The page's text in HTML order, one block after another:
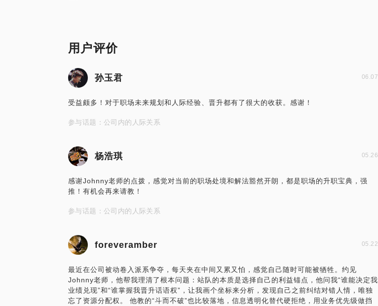
用户评价
孙玉君 06.07
受益颇多！对于职场未来规划和人际经验、晋升都有了很大的收获。感谢！
参与话题：公司内的人际关系
杨浩琪 05.26
感谢Johnny老师的点拨，感觉对当前的职场处境和解法豁然开朗，都是职场的升职宝典，强
推！有机会再来请教！
参与话题：公司内的人际关系
foreveramber 05.22
最近在公司被动卷入派系争夺，每天夹在中间又累又怕，感觉自己随时可能被牺牲。约见
Johnny老师，他帮我理清了根本问题：站队的本质是选择自己的利益锚点，他问我“谁能决定我
业绩兑现”和“谁掌握我晋升话语权”，让我画个坐标来分析，发现自己之前纠结对错人情，唯独
忘了资源分配权。 他教的“斗而不破”也比较落地，信息透明化替代硬拒绝，用业务优先级做挡